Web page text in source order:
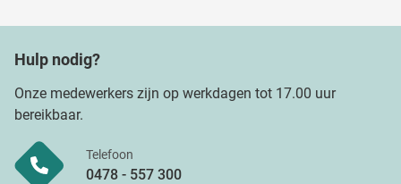
Hulp nodig?
Onze medewerkers zijn op werkdagen tot 17.00 uur
bereikbaar.
Telefoon
0478 - 557 300